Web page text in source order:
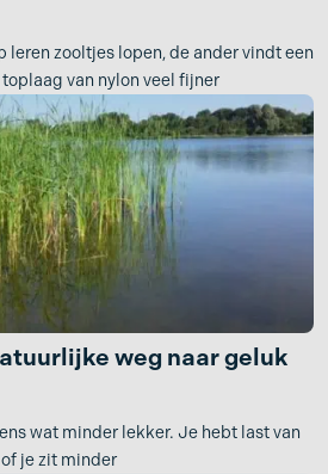
leren zooltjes lopen, de ander vindt een
van nylon veel fijner
weg naar geluk
wat minder lekker. Je hebt last van
je zit minder